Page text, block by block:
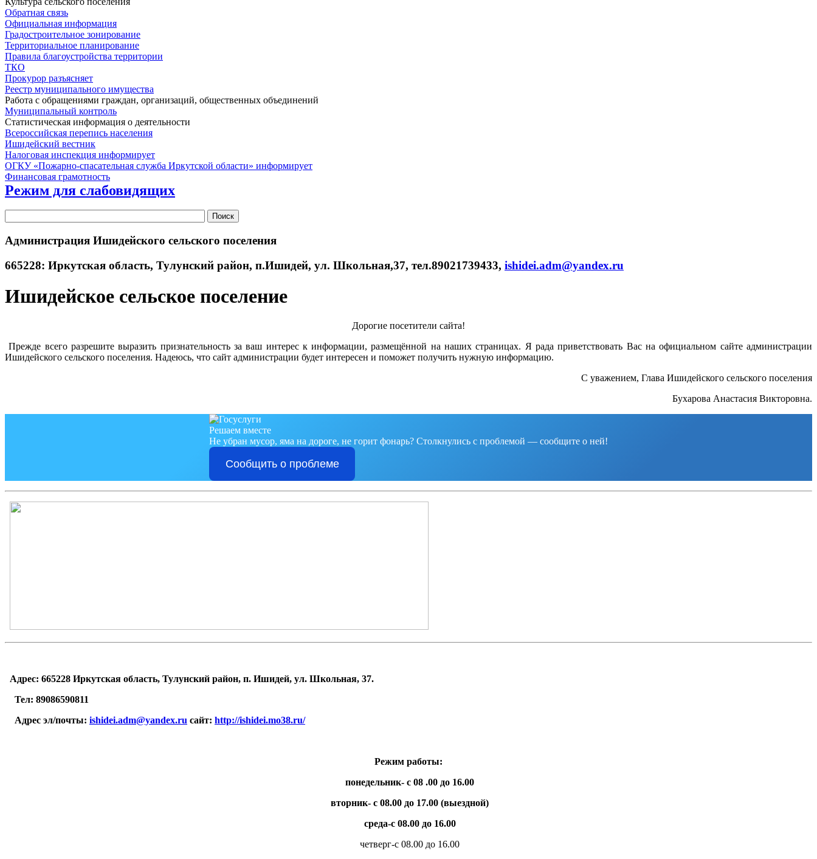
Обратная связь
Официальная информация
Градостроительное зонирование
Территориальное планирование
Правила благоустройства территории
ТКО
Прокурор разъясняет
Реестр муниципального имущества
Работа с обращениями граждан, организаций, общественных объединений
Муниципальный контроль
Статистическая информация о деятельности
Всероссийская перепись населения
Ишидейский вестник
Налоговая инспекция информирует
ОГКУ «Пожарно-спасательная служба Иркутской области» информирует
Финансовая грамотность
Режим для слабовидящих
Администрация Ишидейского сельского поселения
665228: Иркутская область, Тулунский район, п.Ишидей, ул. Школьная,37, тел.89021739433, ishidei.adm@yandex.ru
Ишидейское сельское поселение
Дорогие посетители сайта!
Прежде всего разрешите выразить признательность за ваш интерес к информации, размещённой на наших страницах. Я рада приветствовать Вас на официальном сайте администрации
Ишидейского сельского поселения. Надеюсь, что сайт администрации будет интересен и поможет получить нужную информацию.
С уважением, Глава Ишидейского сельского поселения
Бухарова Анастасия Викторовна.
Решаем вместе
Не убран мусор, яма на дороге, не горит фонарь? Столкнулись с проблемой — сообщите о ней!
Сообщить о проблеме
Адрес: 665228 Иркутская область, Тулунский район, п. Ишидей, ул. Школьная, 37.
Тел: 89086590811
Адрес эл/почты: ishidei.adm@yandex.ru сайт: http://ishidei.mo38.ru/
Режим работы:
понедельник- с 08 .00 до 16.00
вторник- с 08.00 до 17.00 (выездной)
среда-с 08.00 до 16.00
четверг-с 08.00 до 16.00